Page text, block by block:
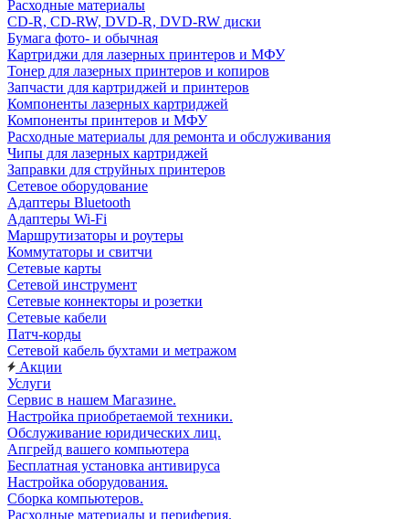
Расходные материалы
CD-R, CD-RW, DVD-R, DVD-RW диски
Бумага фото- и обычная
Картриджи для лазерных принтеров и МФУ
Тонер для лазерных принтеров и копиров
Запчасти для картриджей и принтеров
Компоненты лазерных картриджей
Компоненты принтеров и МФУ
Расходные материалы для ремонта и обслуживания
Чипы для лазерных картриджей
Заправки для струйных принтеров
Сетевое оборудование
Адаптеры Bluetooth
Адаптеры Wi-Fi
Маршрутизаторы и роутеры
Коммутаторы и свитчи
Сетевые карты
Сетевой инструмент
Сетевые коннекторы и розетки
Сетевые кабели
Патч-корды
Сетевой кабель бухтами и метражом
Акции
Услуги
Сервис в нашем Магазине.
Настройка приобретаемой техники.
Обслуживание юридических лиц.
Апгрейд вашего компьютера
Бесплатная установка антивируса
Настройка оборудования.
Сборка компьютеров.
Расходные материалы и периферия.